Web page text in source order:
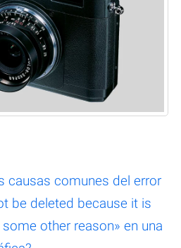
causas comunes del error
be deleted because it is
other reason» en una